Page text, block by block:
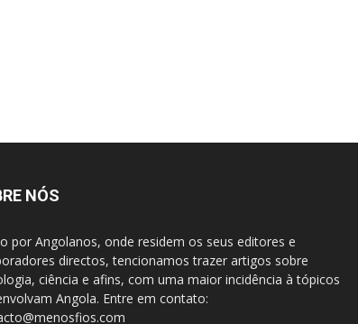
NÓS
por Angolanos, onde residem os seus editores e
directos, tencionamos trazer artigos sobre
ciência e afins, com uma maior incidência à tópicos
Angola. Entre em contato: